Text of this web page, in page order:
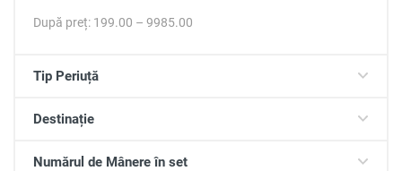
După preț: 199.00 – 9985.00
Tip Periuță
Destinație
Numărul de Mânere în set